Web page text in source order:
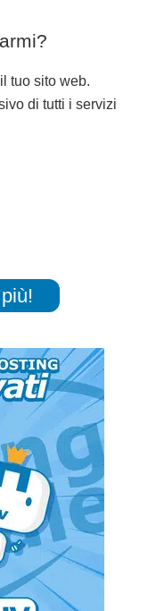
tuo sito web.
di tutti i servizi